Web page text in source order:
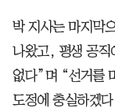
박 지사는 마지막
나왔고, 평생 공직
없다”며 “선거를
도정에 충실하겠